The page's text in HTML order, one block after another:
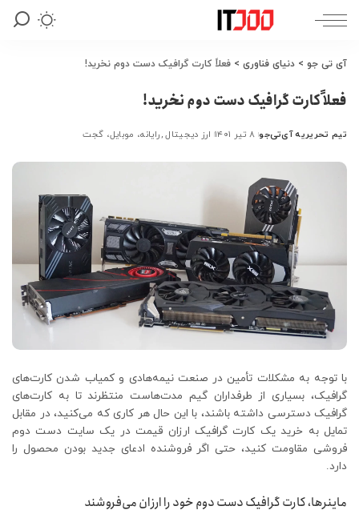
آی تی جو > دنیای فناوری > فعلاً کارت گرافیک دست دوم نخرید!
فعلاً کارت گرافیک دست دوم نخرید!
ارسال
توسط
تیم تحریریه آی‌تی‌جو ۸ تیر ۱۴۰۱ ارز دیجیتال رایانه، موبایل، گجت
با توجه به مشکلات تأمین در صنعت نیمه‌هادی و کمیاب شدن کارت‌های
گرافیک، بسیاری از طرفداران گیم مدت‌هاست منتظرند تا به کارت‌های
گرافیک دسترسی داشته باشند، با این حال هر کاری که می‌کنید، در مقابل
تمایل به خرید یک کارت گرافیک ارزان قیمت در یک سایت دست دوم
فروشی مقاومت کنید، حتی اگر فروشنده ادعای جدید بودن محصول را
دارد.
ماینرها، کارت گرافیک دست دوم خود را ارزان می‌فروشند